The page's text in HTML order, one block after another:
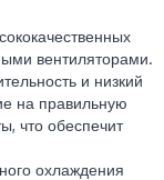
вентиляторами.
и низкий
на правильную
что обеспечит
охлаждения